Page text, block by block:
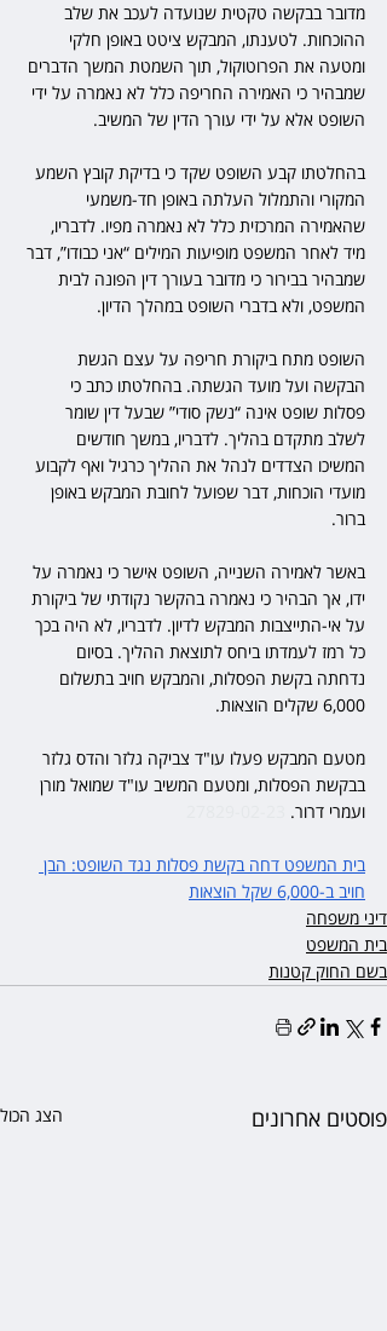
מדובר בבקשה טקטית שנועדה לעכב את שלב
ההוכחות. לטענתו, המבקש ציטט באופן חלקי
ומטעה את הפרוטוקול, תוך השמטת המשך הדברים
שמבהיר כי האמירה החריפה כלל לא נאמרה על ידי
השופט אלא על ידי עורך הדין של המשיב.
בהחלטתו קבע השופט שקד כי בדיקת קובץ השמע
המקורי והתמלול העלתה באופן חד-משמעי
שהאמירה המרכזית כלל לא נאמרה מפיו. לדבריו,
מיד לאחר המשפט מופיעות המילים “אני כבודו”, דבר
שמבהיר בבירור כי מדובר בעורך דין הפונה לבית
המשפט, ולא בדברי השופט במהלך הדיון.
השופט מתח ביקורת חריפה על עצם הגשת
הבקשה ועל מועד הגשתה. בהחלטתו כתב כי
פסלות שופט אינה “נשק סודי” שבעל דין שומר
לשלב מתקדם בהליך. לדבריו, במשך חודשים
המשיכו הצדדים לנהל את ההליך כרגיל ואף לקבוע
מועדי הוכחות, דבר שפועל לחובת המבקש באופן
ברור.
באשר לאמירה השנייה, השופט אישר כי נאמרה על
ידו, אך הבהיר כי נאמרה בהקשר נקודתי של ביקורת
על אי-התייצבות המבקש לדיון. לדבריו, לא היה בכך
כל רמז לעמדתו ביחס לתוצאת ההליך. בסיום
נדחתה בקשת הפסלות, והמבקש חויב בתשלום
6,000 שקלים הוצאות.
מטעם המבקש פעלו עו"ד צביקה גלזר והדס גלזר
בבקשת הפסלות, ומטעם המשיב עו"ד שמואל מורן
ועמרי דרור.
בית המשפט דחה בקשת פסלות נגד השופט: הבן
חויב ב-6,000 שקל הוצאות
דיני משפחה
בית המשפט
בשם החוק קטנות
פוסטים אחרונים הצג הכול